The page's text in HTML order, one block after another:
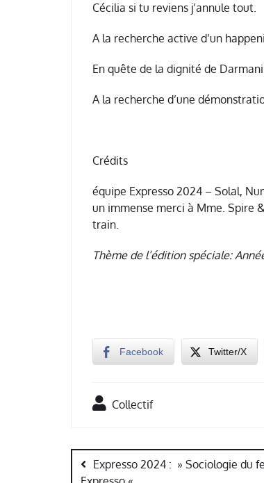
Cécilia si tu reviens j’annule tout.
A la recherche active d’un
En quête de la dignité de
A la recherche d’une
Crédits
équipe Expresso 2024 – Solal,
un immense merci à Mme. Spire
train.
Thème de l’édition spéciale:
Facebook Twitter/X
Collectif
Navigation
deExpresso 2024 : » Sociologie du